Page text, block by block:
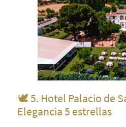
🕊️ 5. Hotel Palacio de
Elegancia 5 estrellas